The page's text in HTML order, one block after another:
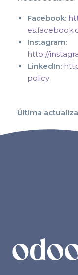
Facebook:
Instagram:
http://
LinkedIn:
policy
Última